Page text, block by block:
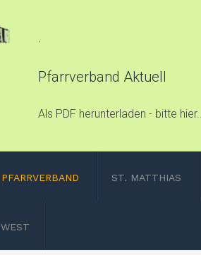
.
Pfarrverband Aktuell
Als PDF herunterladen - bitte
PFARRVERBAND ST. MATTHIAS